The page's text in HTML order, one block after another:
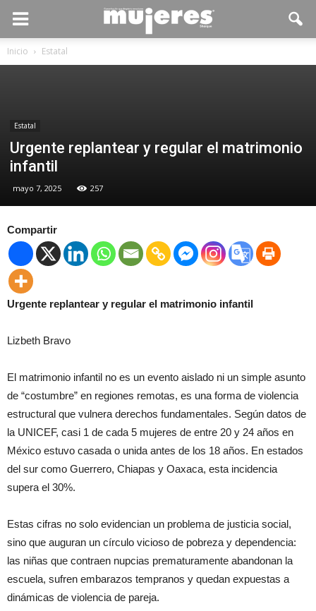
Inicio Estatal
Estatal
Urgente replantear y regular el matrimonio
infantil
mayo 7, 2025 257
Compartir
Urgente replantear y regular el matrimonio infantil
Lizbeth Bravo
El matrimonio infantil no es un evento aislado ni un simple asunto
de “costumbre” en regiones remotas, es una forma de violencia
estructural que vulnera derechos fundamentales. Según datos de
la UNICEF, casi 1 de cada 5 mujeres de entre 20 y 24 años en
México estuvo casada o unida antes de los 18 años. En estados
del sur como Guerrero, Chiapas y Oaxaca, esta incidencia
supera el 30%.
Estas cifras no solo evidencian un problema de justicia social,
sino que auguran un círculo vicioso de pobreza y dependencia:
las niñas que contraen nupcias prematuramente abandonan la
escuela, sufren embarazos tempranos y quedan expuestas a
dinámicas de violencia de pareja.